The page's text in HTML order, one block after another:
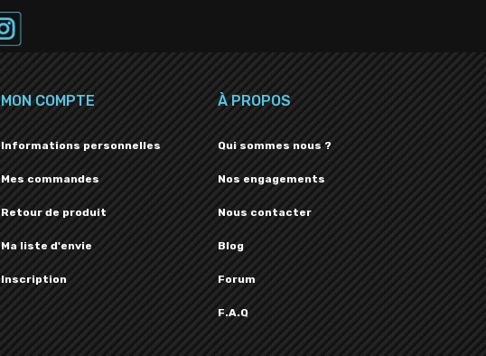
MON COMPTE
Informations personnelles
Mes commandes
Retour de produit
Ma liste d'envie
Inscription
À PROPOS
Qui sommes nous ?
Nos engagements
Nous contacter
Blog
Forum
F.A.Q